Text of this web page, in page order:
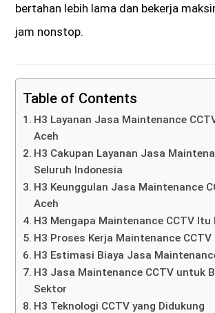
bertahan lebih lama dan bekerja
jam nonstop.
Table of Contents
H3 Layanan Jasa Maintenance
Aceh
H3 Cakupan Layanan Jasa
Seluruh Indonesia
H3 Keunggulan Jasa Maintenance
Aceh
H3 Mengapa Maintenance CCTV Itu
H3 Proses Kerja Maintenance CCTV
H3 Estimasi Biaya Jasa
H3 Jasa Maintenance CCTV untuk
Sektor
H3 Teknologi CCTV yang Didukung